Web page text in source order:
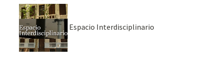
Espacio Interdisciplinario